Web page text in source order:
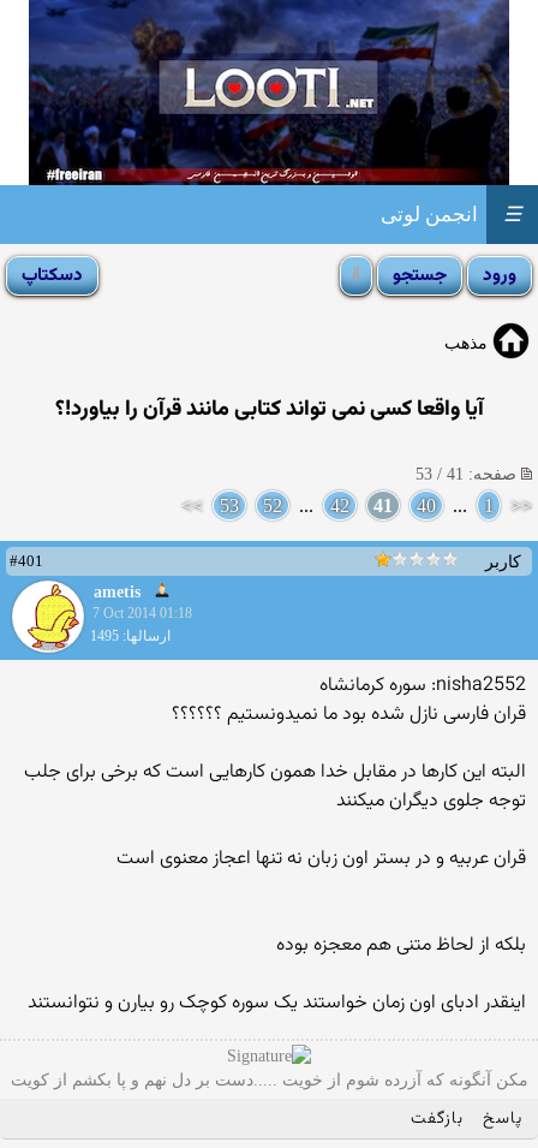
انجمن لوتی ☰
مذهب
آیا واقعا كسی نمی تواند کتابی مانند قرآن را بیاورد!؟
صفحه: 41 / 53
<<
1
...
40
41
42
...
52
53
>>
کاربر
#401
ametis
7 Oct 2014 01:18
ارسالها: 1495
nisha2552: سوره کرمانشاه
قران فارسی نازل شده بود ما نمیدونستیم ؟؟؟؟؟؟
البته این کارها در مقابل خدا همون کارهایی است که برخی برای جلب
توجه جلوی دیگران میکنند
قران عربیه و در بستر اون زبان نه تنها اعجاز معنوی است
بلکه از لحاظ متنی هم معجزه بوده
اینقدر ادبای اون زمان خواستند یک سوره کوچک رو بیارن و نتوانستند
مکن آنگونه که آزرده شوم از خویت .....دست بر دل نهم و پا بکشم از کویت
پاسخ بازگفت